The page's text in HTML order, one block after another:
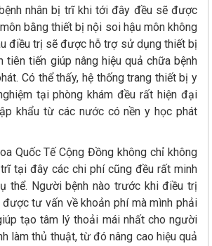
nhân bị trĩ khi tới đây đều sẽ được
bằng thiết bị nội soi hậu môn không
điều trị sẽ được hỗ trợ sử dụng thiết bị
tiên tiến giúp nâng hiệu quả chữa bệnh
Có thể thấy, hệ thống trang thiết bị y
tại phòng khám đều rất hiện đại
khẩu từ các nước có nền y học phát
Quốc Tế Cộng Đồng không chỉ không
tại đây các chi phí cũng đều rất minh
thể. Người bệnh nào trước khi điều trị
được tư vấn về khoản phí mà mình phải
tạo tâm lý thoải mái nhất cho người
làm thủ thuật, từ đó nâng cao hiệu quả